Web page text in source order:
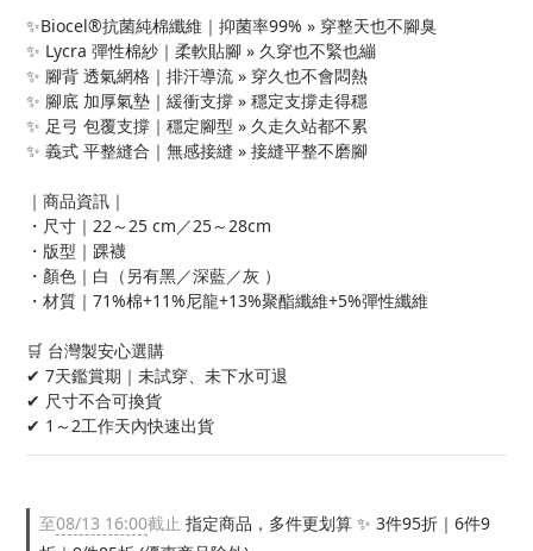
✨Biocel®抗菌純棉纖維｜抑菌率99% » 穿整天也不腳臭
✨ Lycra 彈性棉紗｜柔軟貼腳 » 久穿也不緊也繃
✨ 腳背 透氣網格｜排汗導流 » 穿久也不會悶熱
✨ 腳底 加厚氣墊｜緩衝支撐 » 穩定支撐走得穩
✨ 足弓 包覆支撐｜穩定腳型 » 久走久站都不累
✨ 義式 平整縫合｜無感接縫 » 接縫平整不磨腳
｜商品資訊｜
・尺寸｜22～25 cm／25～28cm
・版型｜踝襪
・顏色｜白（另有黑／深藍／灰 ）
・材質｜71%棉+11%尼龍+13%聚酯纖維+5%彈性纖維
🛒 台灣製安心選購
✔ 7天鑑賞期｜未試穿、未下水可退
✔ 尺寸不合可換貨
✔ 1～2工作天內快速出貨
至08/13 16:00截止 指定商品，多件更划算 ✨ 3件95折｜6件9